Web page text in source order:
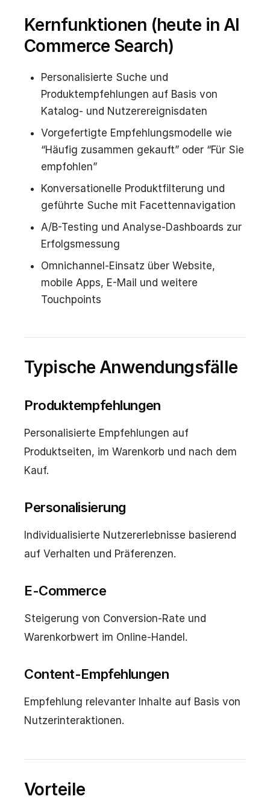
Kernfunktionen (heute in AI
Commerce Search)
Personalisierte Suche und
Produktempfehlungen auf Basis von
Katalog- und Nutzerereignisdaten
Vorgefertigte Empfehlungsmodelle wie
“Häufig zusammen gekauft” oder “Für Sie
empfohlen”
Konversationelle Produktfilterung und
geführte Suche mit Facettennavigation
A/B-Testing und Analyse-Dashboards zur
Erfolgsmessung
Omnichannel-Einsatz über Website,
mobile Apps, E-Mail und weitere
Touchpoints
Typische Anwendungsfälle
Produktempfehlungen
Personalisierte Empfehlungen auf
Produktseiten, im Warenkorb und nach dem
Kauf.
Personalisierung
Individualisierte Nutzererlebnisse basierend
auf Verhalten und Präferenzen.
E-Commerce
Steigerung von Conversion-Rate und
Warenkorbwert im Online-Handel.
Content-Empfehlungen
Empfehlung relevanter Inhalte auf Basis von
Nutzerinteraktionen.
Vorteile